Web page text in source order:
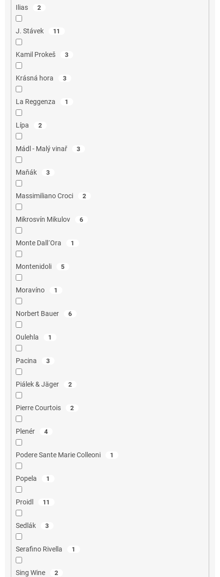
Ilias 2
J. Stávek 11
Kamil Prokeš 3
Krásná hora 3
La Reggenza 1
Lípa 2
Mádl - Malý vinař 3
Maňák 3
Massimiliano Croci 2
Mikrosvín Mikulov 6
Monte Dall´Ora 1
Montenidoli 5
Moravíno 1
Norbert Bauer 6
Oulehla 1
Pacina 3
Piálek & Jäger 2
Pierre Courtois 2
Plenér 4
Podere Sante Marie Colleoni 1
Popela 1
Proidl 11
Sedlák 3
Serafino Rivella 1
Sing Wine 2